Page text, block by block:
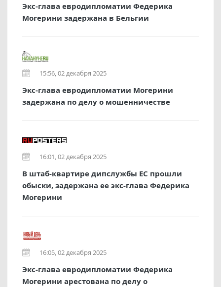
Экс-глава евродипломатии Федерика
Могерини задержана в Бельгии
15:56, 02 декабря 2025
Экс-глава евродипломатии Могерини
задержана по делу о мошенничестве
16:01, 02 декабря 2025
В штаб-квартире дипслужбы ЕС прошли
обыски, задержана ее экс-глава Федерика
Могерини
16:05, 02 декабря 2025
Экс-глава евродипломатии Федерика
Могерини арестована по делу о